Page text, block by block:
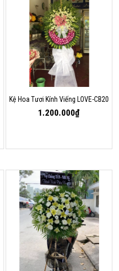
Kệ Hoa Tươi Kính Viếng LOVE-CB20
1.200.000₫